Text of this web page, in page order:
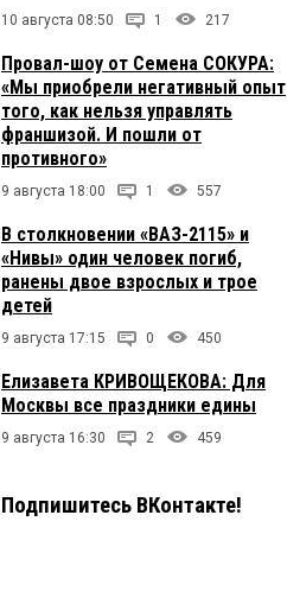
10 августа 08:50 1 217
Провал-шоу от Семена СОКУРА:
«Мы приобрели негативный опыт
того, как нельзя управлять
франшизой. И пошли от
противного»
9 августа 18:00 1 557
В столкновении «ВАЗ-2115» и
«Нивы» один человек погиб,
ранены двое взрослых и трое
детей
9 августа 17:15 0 450
Елизавета КРИВОЩЕКОВА: Для
Москвы все праздники едины
9 августа 16:30 2 459
Подпишитесь ВКонтакте!